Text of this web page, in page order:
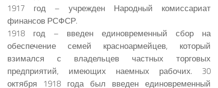
1917 год – учрежден Народный комиссариат
финансов РСФСР.
1918 год – введен единовременный сбор на
обеспечение семей красноармейцев, который
взимался с владельцев частных торговых
предприятий, имеющих наемных рабочих. 30
октября 1918 года был введен единовременный